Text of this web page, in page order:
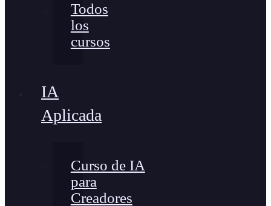
Todos
los
cursos
IA
Aplicada
Curso de IA
para
Creadores